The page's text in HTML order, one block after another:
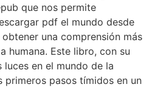
que nos permite
pdf el mundo desde
una comprensión más
humana. Este libro, con su
luces en el mundo de la
primeros pasos tímidos en un